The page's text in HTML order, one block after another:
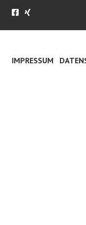
IMPRESSUM